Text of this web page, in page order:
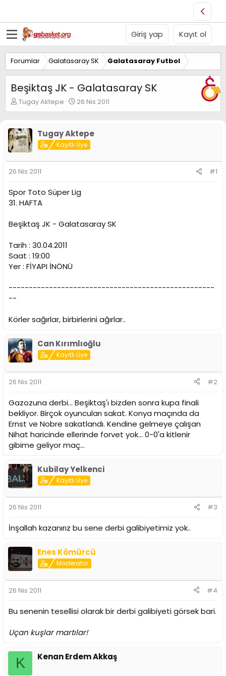
Giriş yap Kayıt ol
Forumlar Galatasaray SK Galatasaray Futbol
Beşiktaş JK - Galatasaray SK
K
o
u
y
u
B
a
ş
l
a
t
Tugay Aktepe
B
a
l
a
n
ı
t
a
h
i
26 Nis 2011
Tugay Aktepe
Kayıtlı Üye
26 Nis 2011 #1
Spor Toto Süper Lig
31. HAFTA
Beşiktaş JK - Galatasaray SK
Tarih : 30.04.2011
Saat : 19:00
Yer : FİYAPI İNÖNÜ
---------------------------------------------------
--
Körler sağırlar, birbirlerini ağırlar..
Can Kırımlıoğlu
Kayıtlı Üye
26 Nis 2011 #2
Gazozuna derbi... Beşiktaş'ı bizden sonra kupa finali
bekliyor. Birçok oyuncuları sakat. Konya maçında da
Ernst ve Nobre sakatlandı. Kendine gelmeye çalışan
Nihat haricinde ellerinde forvet yok... 0-0'a kitlenir
gibime geliyor maç...
Kubilay Yelkenci
Kayıtlı Üye
26 Nis 2011 #3
İnşallah kazanırız bu sene derbi galibiyetimiz yok..
Enes Kömürcü
Moderator
26 Nis 2011 #4
Bu senenin tesellisi olarak bir derbi galibiyeti görsek bari.
Uçan kuşlar martılar!
K Kenan Erdem Akkaş